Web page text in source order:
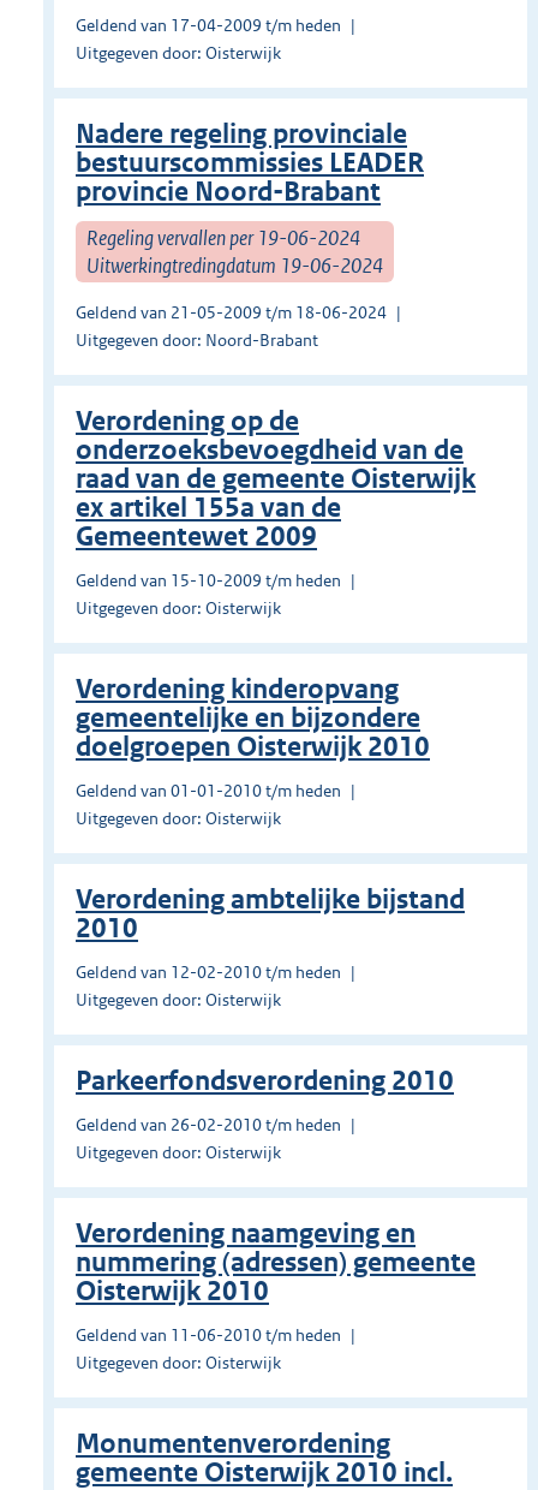
Geldend van 17-04-2009 t/m heden
Uitgegeven door: Oisterwijk
Nadere regeling provinciale
bestuurscommissies LEADER
provincie Noord-Brabant
Regeling vervallen per 19-06-2024
Uitwerkingtredingdatum 19-06-2024
Geldend van 21-05-2009 t/m 18-06-2024
Uitgegeven door: Noord-Brabant
Verordening op de
onderzoeksbevoegdheid van de
raad van de gemeente Oisterwijk
ex artikel 155a van de
Gemeentewet 2009
Geldend van 15-10-2009 t/m heden
Uitgegeven door: Oisterwijk
Verordening kinderopvang
gemeentelijke en bijzondere
doelgroepen Oisterwijk 2010
Geldend van 01-01-2010 t/m heden
Uitgegeven door: Oisterwijk
Verordening ambtelijke bijstand
2010
Geldend van 12-02-2010 t/m heden
Uitgegeven door: Oisterwijk
Parkeerfondsverordening 2010
Geldend van 26-02-2010 t/m heden
Uitgegeven door: Oisterwijk
Verordening naamgeving en
nummering (adressen) gemeente
Oisterwijk 2010
Geldend van 11-06-2010 t/m heden
Uitgegeven door: Oisterwijk
Monumentenverordening
gemeente Oisterwijk 2010 incl.